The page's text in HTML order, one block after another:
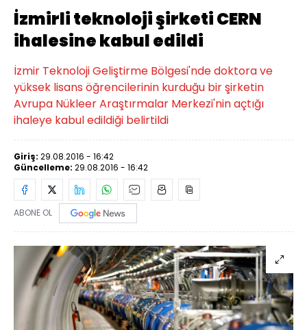
İzmirli teknoloji şirketi CERN
ihalesine kabul edildi
İzmir Teknoloji Geliştirme Bölgesi'nde doktora ve
yüksek lisans öğrencilerinin kurduğu bir şirketin
Avrupa Nükleer Araştırmalar Merkezi'nin açtığı
ihaleye kabul edildiği belirtildi
Giriş: 29.08.2016 - 16:42
Güncelleme: 29.08.2016 - 16:42
ABONE OL